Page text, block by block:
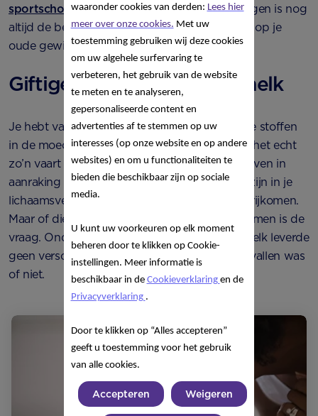
sportschoolgaat. Gezond eten en veel bewegen is nog
altijd de beste combinatie om geleidelijk weer op je
oude gewicht te komen.
Giftige stoffen in moedermelk
Je hebt vast al wel eens gehoord dat er giftige stoffen
in de moedermelk komen als je snel afvalt. Of het echt
zo’n vaart loopt? Gifstoffen waarmee jij in je leven in
aanraking bent geweest kunnen opgeslagen zijn in je
lichaamsvet. Als je afvalt kunnen die stoffen vrijkomen.
Maar of die ook in de borstvoeding terecht komen is de
vraag. Onderzoek naar gifstoffen in moedermelk leverde
geen verschil op of een moeder nu aan het afvallen was
of niet.
waaronder cookies van derden: Lees hier
meer over onze cookies. Met uw
toestemming gebruiken wij deze cookies
om uw algehele surfervaring te
verbeteren, het gebruik van de website
te meten en te analyseren,
gepersonaliseerde content en
advertenties af te stemmen op uw
interesses (op onze website en op andere
websites) en om u functionaliteiten te
bieden die beschikbaar zijn op sociale
media.
U kunt uw voorkeuren op elk moment
beheren door te klikken op Cookie-
instellingen. Meer informatie is
beschikbaar in de Cookieverklaring en de
Privacyverklaring .
Door te klikken op “Alles accepteren”
geeft u toestemming voor het gebruik
van alle cookies.
Accepteren Weigeren